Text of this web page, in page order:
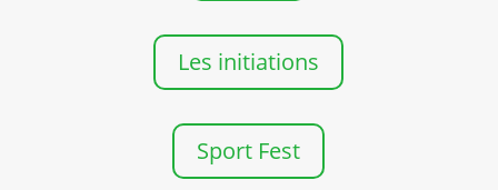
Les initiations
Sport Fest